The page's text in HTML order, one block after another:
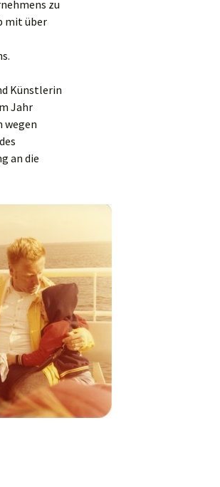
zu
mit über
Künstlerin
Jahr
wegen
an die